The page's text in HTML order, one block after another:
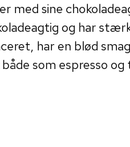
med sine
og har
har en blød
som espresso